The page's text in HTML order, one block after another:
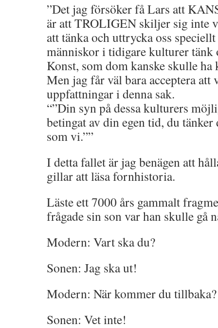
”Det jag försöker få Lars att
är att TROLIGEN skiljer sig inte
att tänka och uttrycka oss
människor i tidigare kulturer
Konst, som dom kanske skulle
Men jag får väl bara acceptera
uppfattningar i denna sak.
“”Din syn på dessa kulturers
betingat av din egen tid, du
som vi.””
I detta fallet är jag benägen att
gillar att läsa fornhistoria.
Läste ett 7000 års gammalt
frågade sin son var han skulle gå
Modern: Vart ska du?
Sonen: Jag ska ut!
Modern: När kommer du tillbaka?
Sonen: Vet inte!